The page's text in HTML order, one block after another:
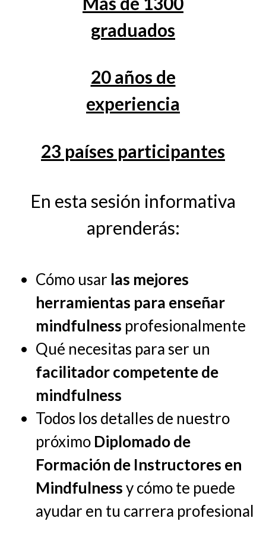
graduados
20 años de
experiencia
23 países participantes
En esta sesión informativa
aprenderás:
Cómo usar las mejores
herramientas para enseñar
mindfulness profesionalmente
Qué necesitas para ser un
facilitador competente de
mindfulness
Todos los detalles de nuestro
próximo Diplomado de
Formación de Instructores en
Mindfulnessy cómo te puede
ayudar en tu carrera profesional